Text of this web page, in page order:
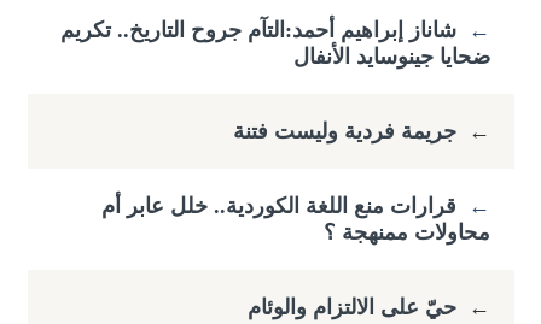
←
شاناز إبراهيم أحمد:التآم جروح التاريخ.. تكريم
ضحايا جينوسايد الأنفال
← جريمة فردية وليست فتنة
←
قرارات منع اللغة الكوردية.. خلل عابر أم
محاولات ممنهجة ؟
← حيّ على الالتزام والوئام